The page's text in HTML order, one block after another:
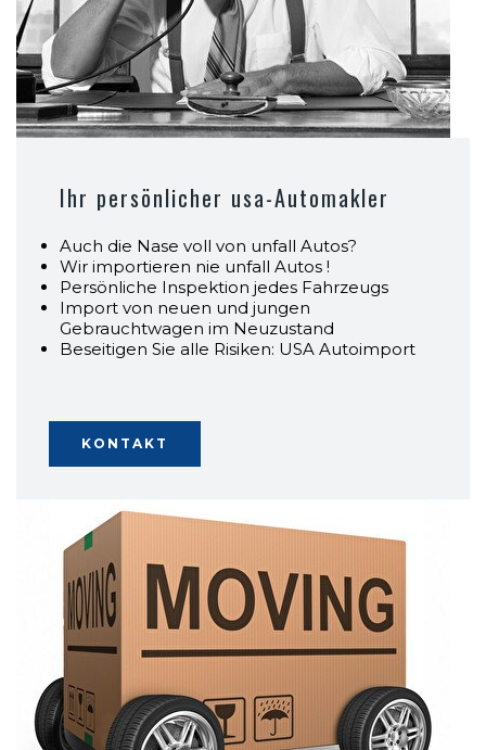
Ihr persönlicher usa-Automakler
Auch die Nase voll von unfall Autos?
Wir importieren nie unfall Autos !
Persönliche Inspektion jedes Fahrzeugs
Import von neuen und jungen
Gebrauchtwagen im Neuzustand
Beseitigen Sie alle Risiken: USA Autoimport
KONTAKT